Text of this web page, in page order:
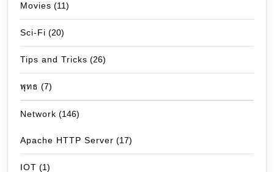
Movies (11)
Sci-Fi (20)
Tips and Tricks (26)
พุทธ (7)
Network (146)
Apache HTTP Server (17)
IOT (1)